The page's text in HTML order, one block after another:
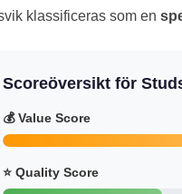
klassificeras som en
Scoreöversikt för
💰 Value Score
⭐ Quality Score